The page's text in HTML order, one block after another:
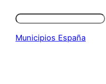
Buscar
Municipios España